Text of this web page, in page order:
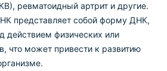
ревматоидный артрит и другие.
представляет собой форму ДНК,
действием физических или
что может привести к развитию
принимает все меры для
размещённого на сайте
чтобы избежать возможных
уточнять стоимость и